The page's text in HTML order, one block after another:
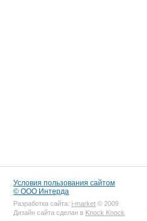
Условия пользования сайтом
© ООО Интерда
Разработка сайта: i-market © 2009
Дизайн сайта сделан в Knock Knock